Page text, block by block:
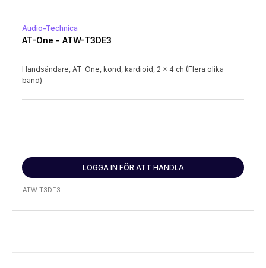
Audio-Technica
AT-One - ATW-T3DE3
Handsändare, AT-One, kond, kardioid, 2 x 4 ch (Flera olika
band)
LOGGA IN FÖR ATT HANDLA
ATW-T3DE3